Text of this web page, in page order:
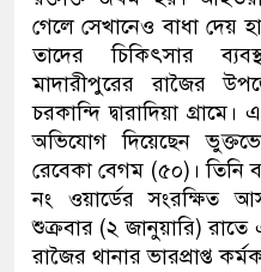
গেলে সেখানেও বাধা দেয়
তাদের চিকিৎসার
মাদারীপুরের রাজৈর
চরকান্দি দ্বারাদিয়া
অভিযোগ দিয়েছেন
রেবেকা বেগম (৫০)।
নং ওয়ার্ডের সংরক্ষিত
শুক্রবার (২ জানুয়ারি)
রাজৈর থানার ভারপ্রাপ্ত